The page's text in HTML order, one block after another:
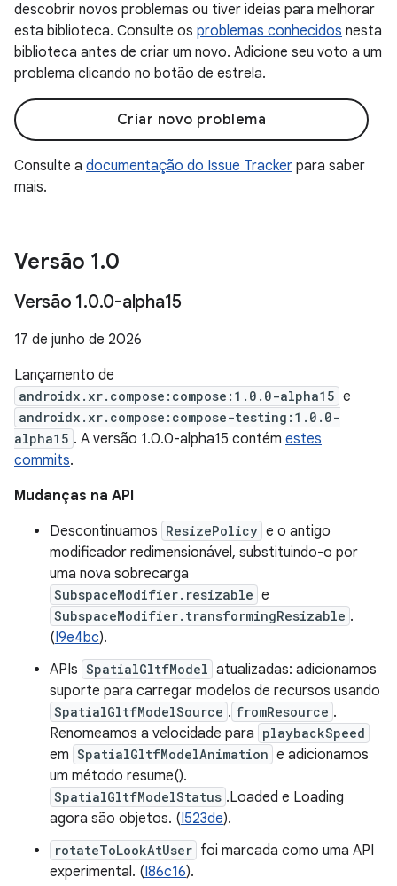
descobrir novos problemas ou tiver ideias para melhorar
esta biblioteca. Consulte os problemas conhecidos nesta
biblioteca antes de criar um novo. Adicione seu voto a um
problema clicando no botão de estrela.
Criar novo problema
Consulte a documentação do Issue Tracker para saber
mais.
Versão 1.0
Versão 1.0.0-alpha15
17 de junho de 2026
Lançamento de
androidx.xr.compose:compose:1.0.0-alpha15 e
androidx.xr.compose:compose-testing:1.0.0-
alpha15 . A versão 1.0.0-alpha15 contém estes
commits.
Mudanças na API
Descontinuamos ResizePolicy e o antigo
modificador redimensionável, substituindo-o por
uma nova sobrecarga
SubspaceModifier.resizable e
SubspaceModifier.transformingResizable .
(I9e4bc).
APIs SpatialGltfModel atualizadas: adicionamos
suporte para carregar modelos de recursos usando
SpatialGltfModelSource . fromResource .
Renomeamos a velocidade para playbackSpeed
em SpatialGltfModelAnimation e adicionamos
um método resume().
SpatialGltfModelStatus .Loaded e Loading
agora são objetos. (I523de).
rotateToLookAtUser foi marcada como uma API
experimental. (I86c16).